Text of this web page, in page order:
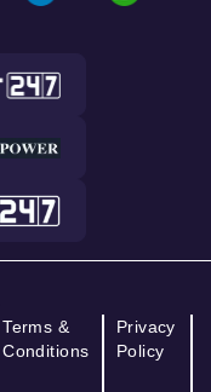
Terms &
Conditions
Privacy
Policy